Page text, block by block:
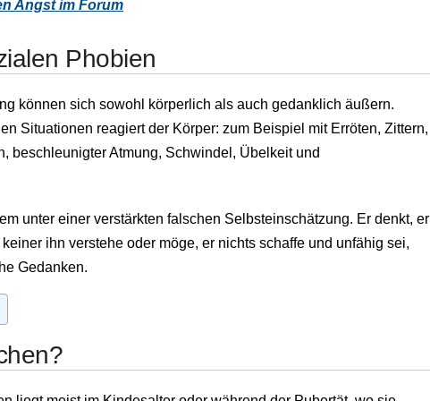
Angst im Forum
Phobien
können sich sowohl körperlich als auch gedanklich äußern.
Situationen reagiert der Körper: zum Beispiel mit Erröten, Zittern,
beschleunigter Atmung, Schwindel, Übelkeit und
unter einer verstärkten falschen Selbsteinschätzung. Er denkt, er
ihn verstehe oder möge, er nichts schaffe und unfähig sei,
Gedanken.